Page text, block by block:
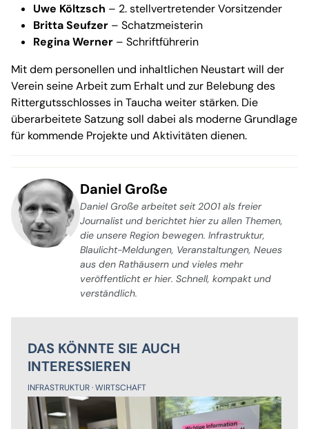
Uwe Költzsch – 2. stellvertretender Vorsitzender
Britta Seufzer – Schatzmeisterin
Regina Werner – Schriftführerin
Mit dem personellen und inhaltlichen Neustart will der
Verein seine Arbeit zum Erhalt und zur Belebung des
Rittergutsschlosses in Taucha weiter stärken. Die
überarbeitete Satzung soll dabei als moderne Grundlage
für kommende Projekte und Aktivitäten dienen.
Daniel Große
Daniel Große arbeitet seit 2001 als freier
Journalist und berichtet hier zu allen Themen,
die unsere Region bewegen. Infrastruktur,
Blaulicht-Meldungen, Veranstaltungen, Neues
aus den Rathäusern und vieles mehr
veröffentlicht er hier. Schnell, kompakt und
verständlich.
DAS KÖNNTE SIE AUCH
INTERESSIEREN
INFRASTRUKTUR WIRTSCHAFT